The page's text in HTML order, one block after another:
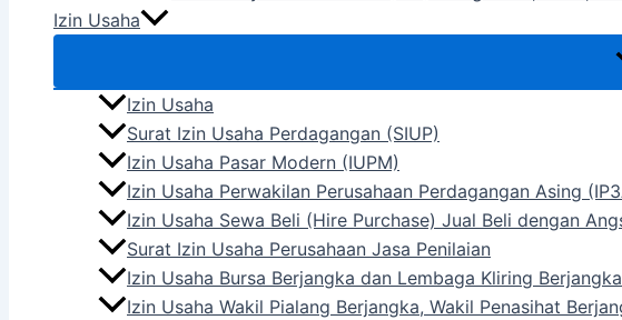
Izin Usaha
Izin Usaha
Surat Izin Usaha Perdagangan (SIUP)
Izin Usaha Pasar Modern (IUPM)
Izin Usaha Perwakilan Perusahaan Perdagangan Asing
Izin Usaha Sewa Beli (Hire Purchase) Jual Beli dengan
Surat Izin Usaha Perusahaan Jasa Penilaian
Izin Usaha Bursa Berjangka dan Lembaga Kliring Berjangka
Izin Usaha Wakil Pialang Berjangka, Wakil Penasihat